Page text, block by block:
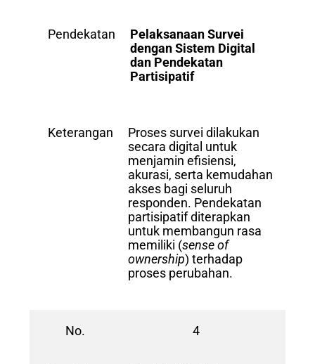
Pendekatan
Pelaksanaan Survei
dengan Sistem Digital
dan Pendekatan
Partisipatif
Keterangan
Proses survei dilakukan
secara digital untuk
menjamin efisiensi,
akurasi, serta kemudahan
akses bagi seluruh
responden. Pendekatan
partisipatif diterapkan
untuk membangun rasa
memiliki (sense of
ownership) terhadap
proses perubahan.
No. 4